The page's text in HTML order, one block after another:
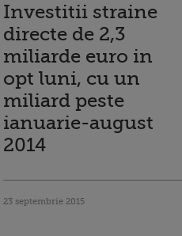
Investitii straine
directe de 2,3
miliarde euro in
opt luni, cu un
miliard peste
ianuarie-august
2014
23 septembrie 2015